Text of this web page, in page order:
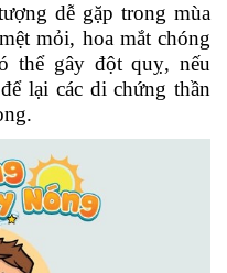
dễ gặp trong mùa
mỏi, hoa mắt chóng
thể gây đột quỵ, nếu
lại các di chứng thần